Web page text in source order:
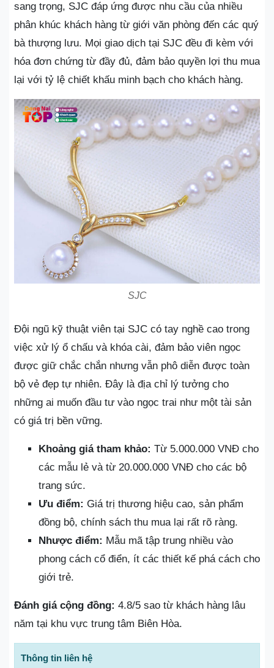
sang trọng, SJC đáp ứng được nhu cầu của nhiều
phân khúc khách hàng từ giới văn phòng đến các quý
bà thượng lưu. Mọi giao dịch tại SJC đều đi kèm với
hóa đơn chứng từ đầy đủ, đảm bảo quyền lợi thu mua
lại với tỷ lệ chiết khấu minh bạch cho khách hàng.
SJC
Đội ngũ kỹ thuật viên tại SJC có tay nghề cao trong
việc xử lý ổ chấu và khóa cài, đảm bảo viên ngọc
được giữ chắc chắn nhưng vẫn phô diễn được toàn
bộ vẻ đẹp tự nhiên. Đây là địa chỉ lý tưởng cho
những ai muốn đầu tư vào ngọc trai như một tài sản
có giá trị bền vững.
Khoảng giá tham khảo: Từ 5.000.000 VNĐ cho
các mẫu lẻ và từ 20.000.000 VNĐ cho các bộ
trang sức.
Ưu điểm: Giá trị thương hiệu cao, sản phẩm
đồng bộ, chính sách thu mua lại rất rõ ràng.
Nhược điểm: Mẫu mã tập trung nhiều vào
phong cách cổ điển, ít các thiết kế phá cách cho
giới trẻ.
Đánh giá cộng đồng: 4.8/5 sao từ khách hàng lâu
năm tại khu vực trung tâm Biên Hòa.
Thông tin liên hệ